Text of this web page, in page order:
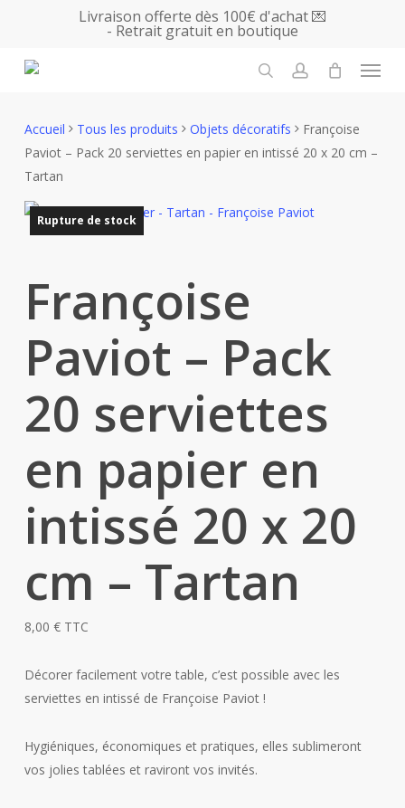
main
Livraison offerte dès 100€ d'achat 💌
- Retrait gratuit en boutique
Menu
Accueil Tous les produits Objets décoratifs
Françoise
Paviot – Pack 20 serviettes en papier en intissé 20 x 20 cm –
Tartan
Rupture de stock
Françoise
Paviot – Pack
20 serviettes
en papier en
intissé 20 x 20
cm – Tartan
8,00 € TTC
Décorer facilement votre table, c’est possible avec les
serviettes en intissé de Françoise Paviot !
Hygiéniques, économiques et pratiques, elles sublimeront
vos jolies tablées et raviront vos invités.